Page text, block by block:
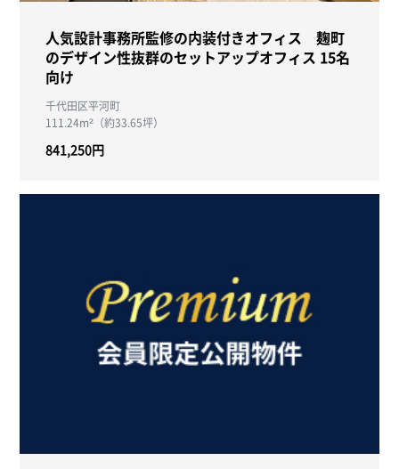
人気設計事務所監修の内装付きオフィス 麹町
のデザイン性抜群のセットアップオフィス 15名
向け
千代田区平河町
111.24m²（約33.65坪）
841,250円